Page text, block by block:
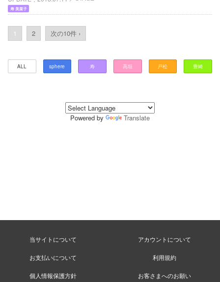
寿 美菜子
1 2 次の10件 ›
ALL sphere 寿 高垣 戸松 豊崎
Powered by Translate
当サイトについて アカウントについて
お支払いについて 利用規約
個人情報保護方針 お客さまへのお願い